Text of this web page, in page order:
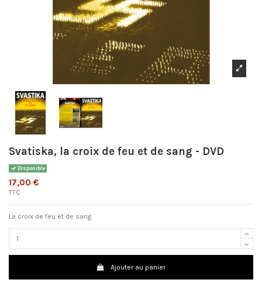
Svatiska, la croix de feu et de sang - DVD
Disponible
17,00 €
TTC
La croix de feu et de sang
Ajouter au panier